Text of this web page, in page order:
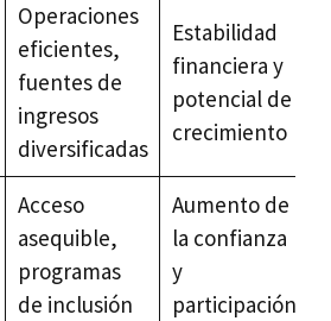
Operaciones
eficientes,
fuentes de
ingresos
diversificadas
Estabilidad
financiera y
potencial de
crecimiento
Acceso
asequible,
programas
de inclusión
Aumento de
la confianza
y
participación